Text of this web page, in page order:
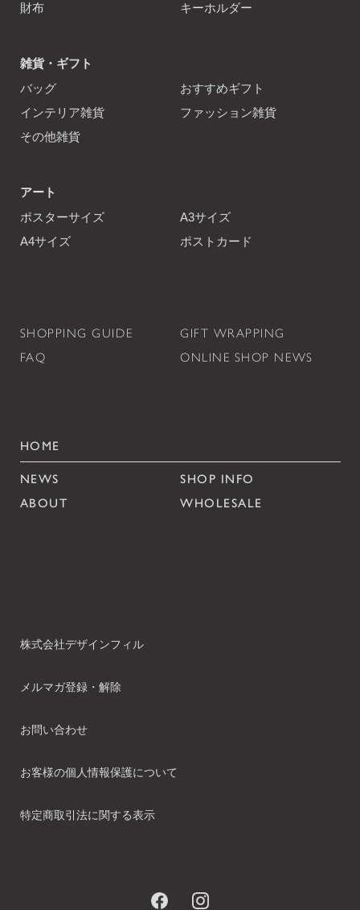
財布
キーホルダー
雑貨・ギフト
バッグ
おすすめギフト
インテリア雑貨
ファッション雑貨
その他雑貨
アート
ポスターサイズ
A3サイズ
A4サイズ
ポストカード
SHOPPING GUIDE
GIFT WRAPPING
FAQ
ONLINE SHOP NEWS
HOME
NEWS
SHOP INFO
ABOUT
WHOLESALE
株式会社デザインフィル
メルマガ登録・解除
お問い合わせ
お客様の個人情報保護について
特定商取引法に関する表示